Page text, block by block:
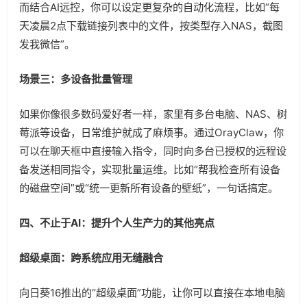
而结合AI远控，你可以设定更复杂的自动化流程，比如“每
天凌晨2点下载链接列表中的文件，按类型存入NAS，截图
发我微信”。
场景三：多设备批量管理
如果你像很多数码爱好者一样，家里有多台电脑、NAS、树
莓派等设备，日常维护就成了麻烦事。通过OrayClaw，你
可以在聊天框中直接输入指令，同时向多台已授权的远程设
备发送相同指令，实现批量运维。比如“帮我检查所有设备
的磁盘空间”或“统一更新所有设备的壁纸”，一句话搞定。
四、不止于AI：提升个人生产力的其他亮点
超级桌面：跨系统应用无缝融合
向日葵16推出的“超级桌面”功能，让你可以直接在本地电脑